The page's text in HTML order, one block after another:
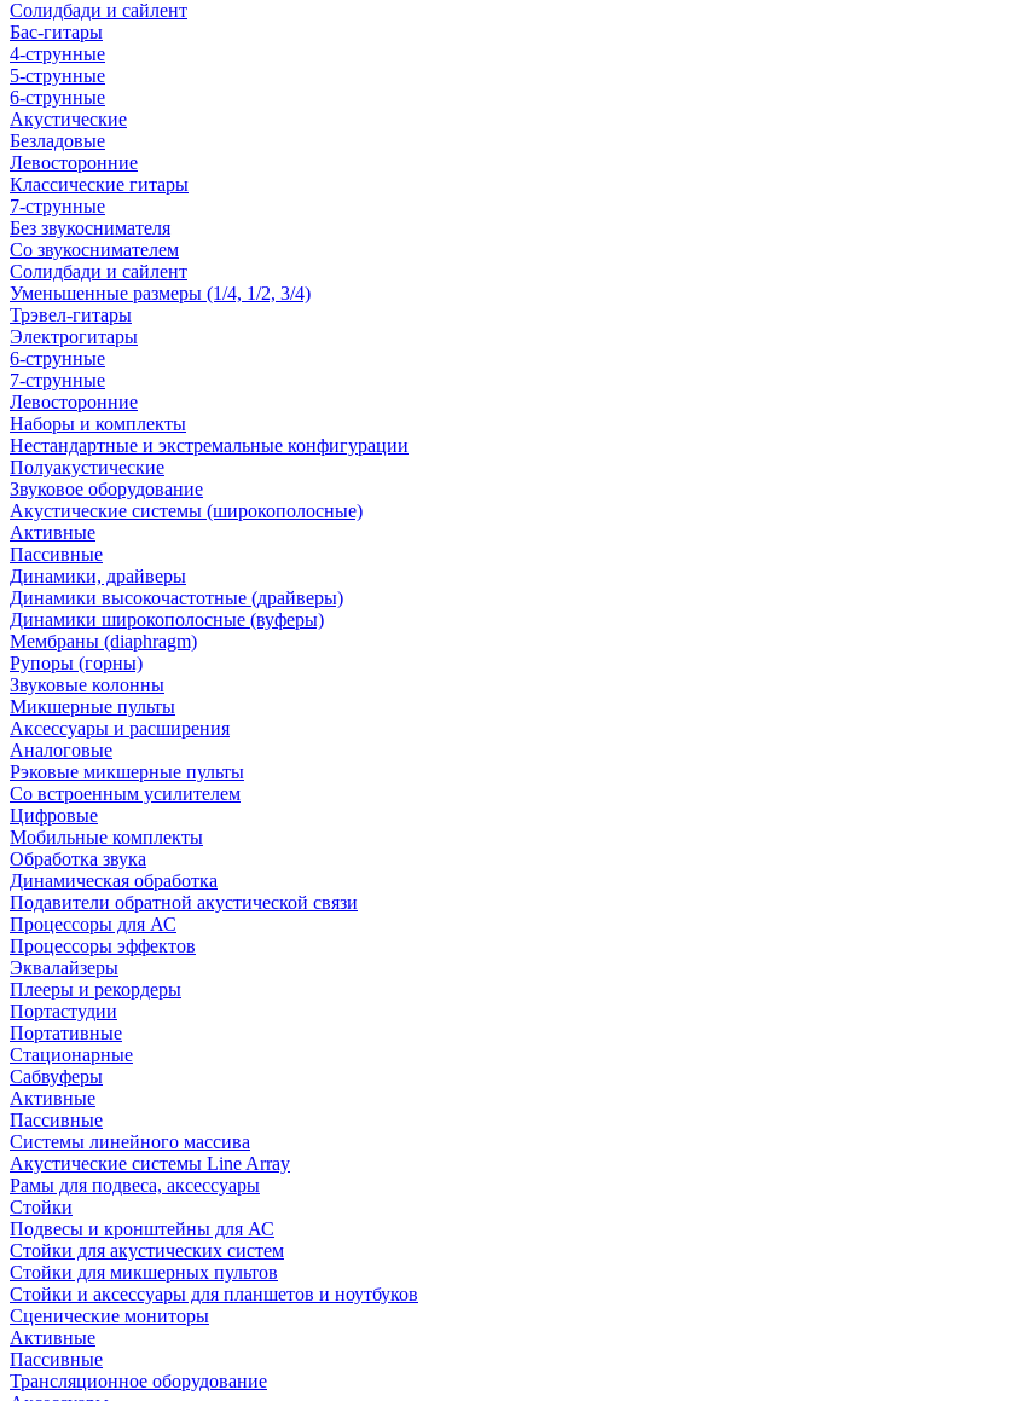
Солидбади и сайлент
Бас-гитары
4-струнные
5-струнные
6-струнные
Акустические
Безладовые
Левосторонние
Классические гитары
7-струнные
Без звукоснимателя
Со звукоснимателем
Солидбади и сайлент
Уменьшенные размеры (1/4, 1/2, 3/4)
Трэвел-гитары
Электрогитары
6-струнные
7-струнные
Левосторонние
Наборы и комплекты
Нестандартные и экстремальные конфигурации
Полуакустические
Звуковое оборудование
Акустические системы (широкополосные)
Активные
Пассивные
Динамики, драйверы
Динамики высокочастотные (драйверы)
Динамики широкополосные (вуферы)
Мембраны (diaphragm)
Рупоры (горны)
Звуковые колонны
Микшерные пульты
Аксессуары и расширения
Аналоговые
Рэковые микшерные пульты
Со встроенным усилителем
Цифровые
Мобильные комплекты
Обработка звука
Динамическая обработка
Подавители обратной акустической связи
Процессоры для АС
Процессоры эффектов
Эквалайзеры
Плееры и рекордеры
Портастудии
Портативные
Стационарные
Сабвуферы
Активные
Пассивные
Системы линейного массива
Акустические системы Line Array
Рамы для подвеса, аксессуары
Стойки
Подвесы и кронштейны для АС
Стойки для акустических систем
Стойки для микшерных пультов
Стойки и аксессуары для планшетов и ноутбуков
Сценические мониторы
Активные
Пассивные
Трансляционное оборудование